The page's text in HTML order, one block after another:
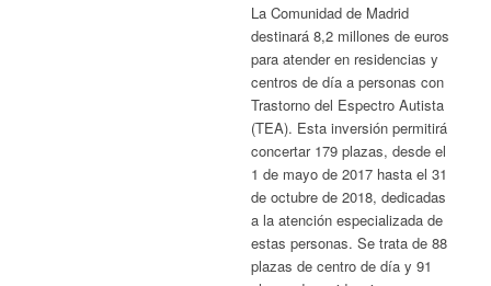
La Comunidad de Madrid
destinará 8,2 millones de euros
para atender en residencias y
centros de día a personas con
Trastorno del Espectro Autista
(TEA). Esta inversión permitirá
concertar 179 plazas, desde el
1 de mayo de 2017 hasta el 31
de octubre de 2018, dedicadas
a la atención especializada de
estas personas. Se trata de 88
plazas de centro de día y 91